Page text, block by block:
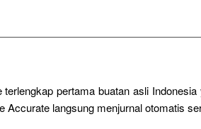
pertama buatan asli
Accurate langsung menjurnal otomatis